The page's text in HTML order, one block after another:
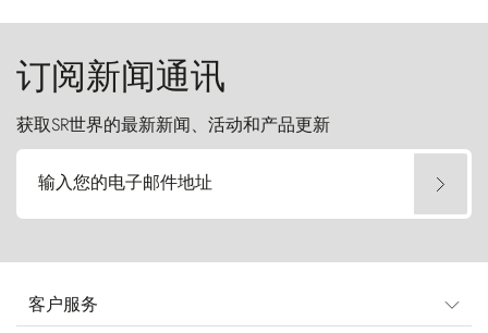
订阅新闻通讯
获取SR世界的最新新闻、活动和产品更新
输入您的电子邮件地址
客户服务